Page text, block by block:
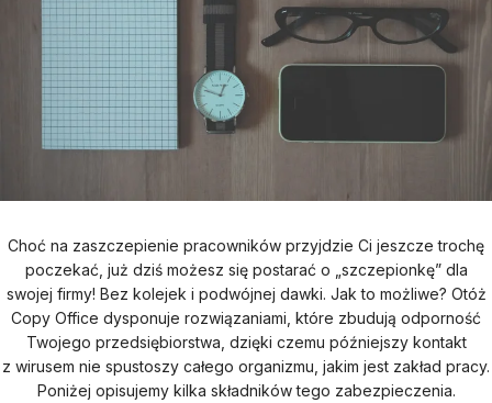
Choć na zaszczepienie pracowników przyjdzie Ci jeszcze trochę
poczekać, już dziś możesz się postarać o „szczepionkę” dla
swojej firmy! Bez kolejek i podwójnej dawki. Jak to możliwe? Otóż
Copy Office dysponuje rozwiązaniami, które zbudują odporność
Twojego przedsiębiorstwa, dzięki czemu późniejszy kontakt
z wirusem nie spustoszy całego organizmu, jakim jest zakład pracy.
Poniżej opisujemy kilka składników tego zabezpieczenia.